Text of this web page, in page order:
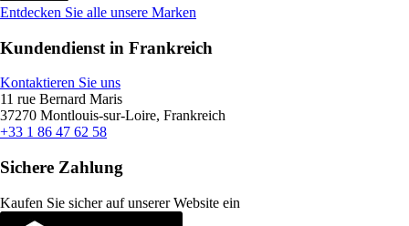
Entdecken Sie alle unsere Marken
Kundendienst in Frankreich
Kontaktieren Sie uns
11 rue Bernard Maris
37270 Montlouis-sur-Loire, Frankreich
+33 1 86 47 62 58
Sichere Zahlung
Kaufen Sie sicher auf unserer Website ein